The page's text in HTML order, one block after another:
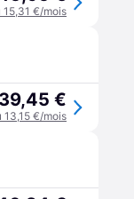
15,31 €/mois
39,45 €
13,15 €/mois